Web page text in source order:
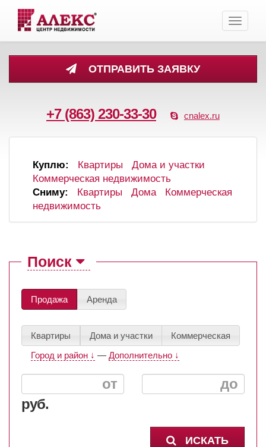
ОТПРАВИТЬ ЗАЯВКУ
+7 (863) 230-33-30 cnalex.ru
Toggle
Куплю: Квартиры
Дома и участки
Коммерческая недвижимость
Сниму:
Квартиры Дома
Коммерческая
недвижимость
Поиск
Продажа Аренда
Квартиры Дома и участки
Коммерческая
Город и район ↓ — Дополнительно ↓
руб.
ИСКАТЬ